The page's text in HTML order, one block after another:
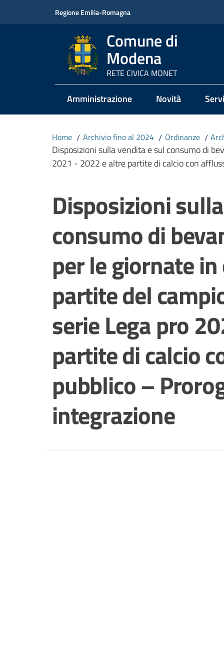
Regione Emilia-Romagna
Comune di
Modena
RETE CIVICA MONET
Amministrazione Novità
Home / Archivio fino al 2024 / Ordinanze /
Disposizioni sulla vendita e sul consumo di
2021 - 2022 e altre partite di calcio con
Disposizioni
consumo di
per le giornate
partite del
serie Lega pro
partite di calcio
pubblico –
integrazione